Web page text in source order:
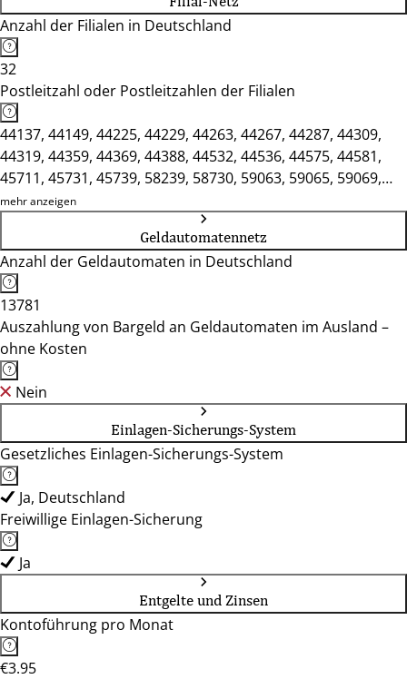
Anzahl der Filialen in Deutschland
32
Postleitzahl oder Postleitzahlen der Filialen
44137, 44149, 44225, 44229, 44263, 44267, 44287, 44309,
44319, 44359, 44369, 44388, 44532, 44536, 44575, 44581,
45711, 45731, 45739, 58239, 58730, 59063, 59065, 59069,
59071, 59073, 59075, 59077, 59174, 59368, 59423, 59439
mehr anzeigen
Geldautomatennetz
Anzahl der Geldautomaten in Deutschland
13781
Auszahlung von Bargeld an Geldautomaten im Ausland –
ohne Kosten
Nein
Einlagen-Sicherungs-System
Gesetzliches Einlagen-Sicherungs-System
Ja, Deutschland
Freiwillige Einlagen-Sicherung
Ja
Entgelte und Zinsen
Kontoführung pro Monat
€3.95